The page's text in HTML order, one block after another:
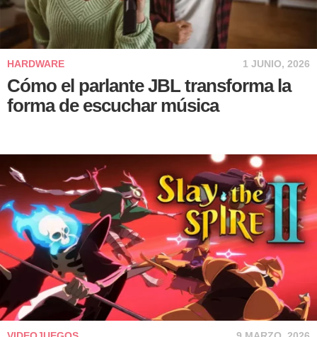
HARDWARE 1 JUNIO, 2026
Cómo el parlante JBL transforma la
forma de escuchar música